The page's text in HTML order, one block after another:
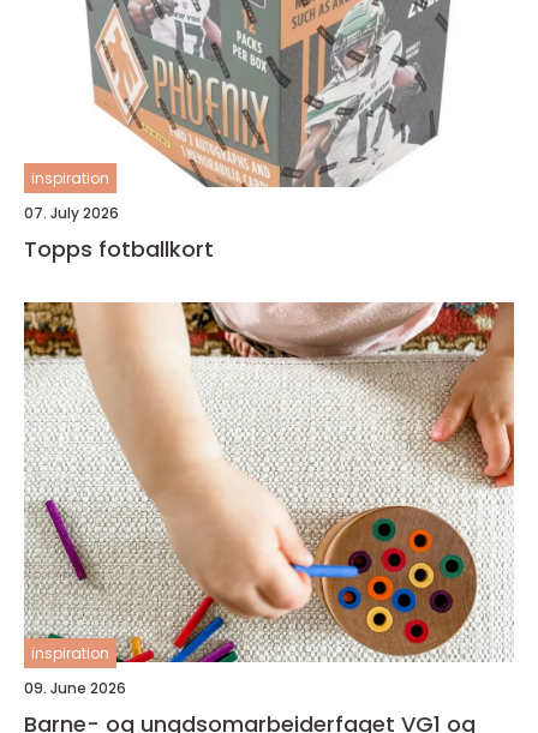
inspiration
07. July 2026
Topps fotballkort
inspiration
09. June 2026
Barne- og ungdsomarbeiderfaget VG1 og